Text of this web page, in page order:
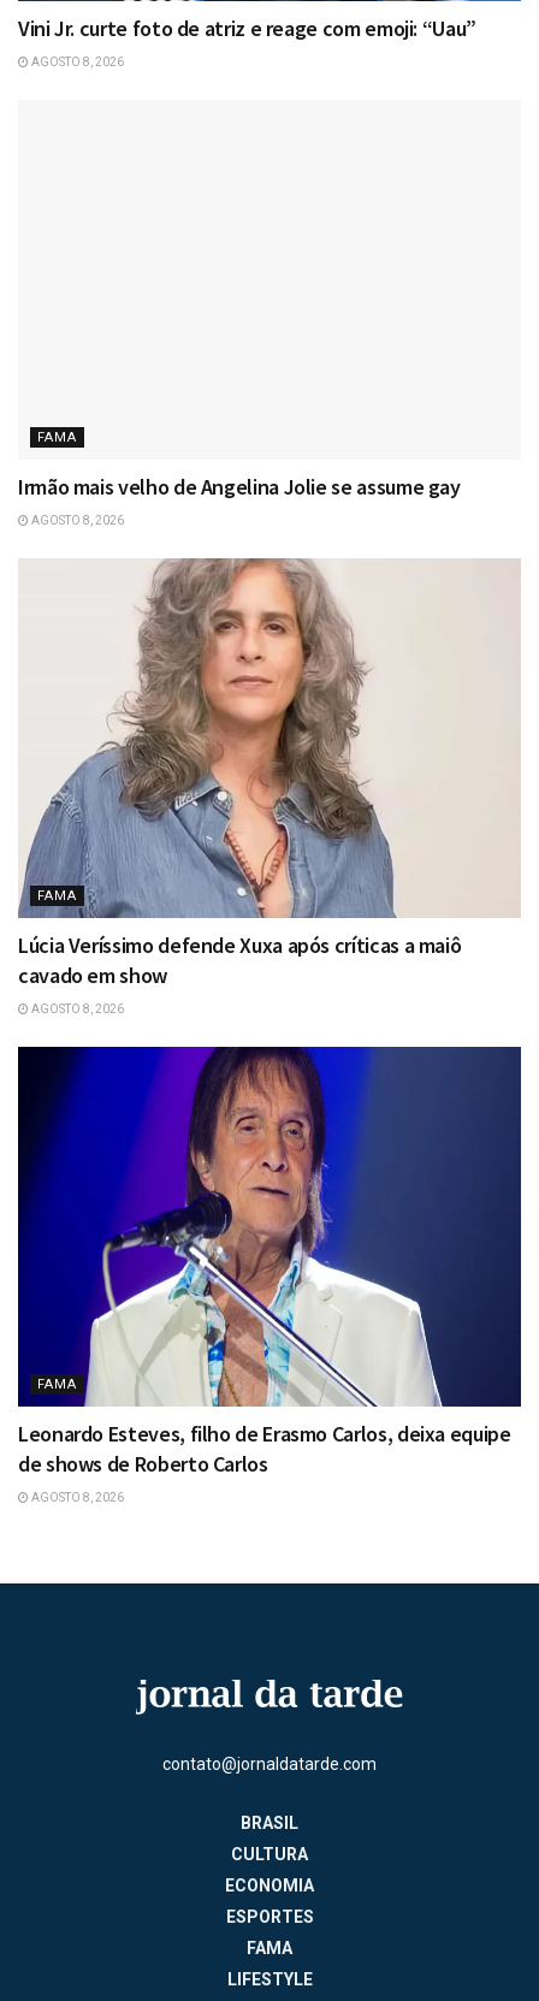
Vini Jr. curte foto de atriz e reage com emoji: “Uau”
AGOSTO 8, 2026
FAMA
Irmão mais velho de Angelina Jolie se assume gay
AGOSTO 8, 2026
FAMA
Lúcia Veríssimo defende Xuxa após críticas a maiô
cavado em show
AGOSTO 8, 2026
FAMA
Leonardo Esteves, filho de Erasmo Carlos, deixa equipe
de shows de Roberto Carlos
AGOSTO 8, 2026
contato@jornaldatarde.com
BRASIL
CULTURA
ECONOMIA
ESPORTES
FAMA
LIFESTYLE